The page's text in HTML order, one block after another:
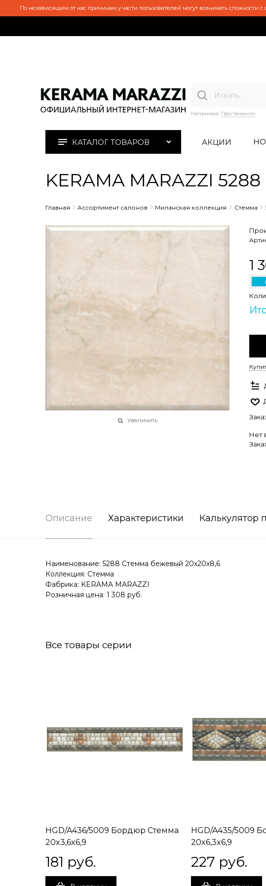
По независящим от нас причинам у части пользователей могут возникать сложности
Например: Про Чементо
КАТАЛОГ ТОВАРОВ АКЦИИ
KERAMA MARAZZI
Главная Ассортимент салонов Миланская коллекция Стемма
Увеличить
1
Нет
Описание Характеристики Калькулятор
Наименование: 5288 Стемма бежевый 20x20x8,6
Коллекция: Стемма
Фабрика: KERAMA MARAZZI
Розничная цена: 1 308 руб.
Все товары серии
HGD/A436/5009 Бордюр Стемма
20x3,6x6,9
181 руб.
HGD/A435/5009
20x6,3x6,9
227 руб.